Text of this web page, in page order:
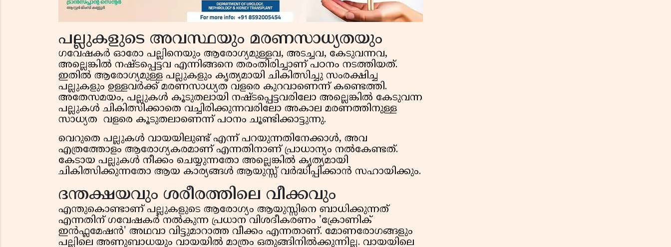
പല്ലുകളുടെ അവസ്ഥയും മരണസാധ്യതയും
ഗവേഷകർ ഓരോ പല്ലിനെയും ആരോഗ്യമുള്ളവ, അടച്ചവ, കേടുവന്നവ,
അല്ലെങ്കിൽ നഷ്ടപ്പെട്ടവ എന്നിങ്ങനെ തരംതിരിച്ചാണ് പഠനം നടത്തിയത്.
ഇതിൽ ആരോഗ്യമുള്ള പല്ലുകളും കൃത്യമായി ചികിത്സിച്ചു സംരക്ഷിച്ച
പല്ലുകളും ഉള്ളവർക്ക് മരണസാധ്യത വളരെ കുറവാണെന്ന് കണ്ടെത്തി.
അതേസമയം, പല്ലുകൾ കൂടുതലായി നഷ്ടപ്പെട്ടവരിലോ അല്ലെങ്കിൽ കേടുവന്ന
പല്ലുകൾ ചികിത്സിക്കാതെ വച്ചിരിക്കുന്നവരിലോ അകാല മരണത്തിനുള്ള
സാധ്യത വളരെ കൂടുതലാണെന്ന് പഠനം ചൂണ്ടിക്കാട്ടുന്നു.
വെറുതെ പല്ലുകൾ വായയിലുണ്ട് എന്ന് പറയുന്നതിനേക്കാൾ, അവ
എത്രത്തോളം ആരോഗ്യകരമാണ് എന്നതിനാണ് പ്രാധാന്യം നൽകേണ്ടത്.
കേടായ പല്ലുകൾ നീക്കം ചെയ്യുന്നതോ അല്ലെങ്കിൽ കൃത്യമായി
ചികിത്സിക്കുന്നതോ ആയ കാര്യങ്ങൾ ആയുസ്സ് വർദ്ധിപ്പിക്കാൻ സഹായിക്കും.
ദന്തക്ഷയവും ശരീരത്തിലെ വീക്കവും
എന്തുകൊണ്ടാണ് പല്ലുകളുടെ ആരോഗ്യം ആയുസ്സിനെ ബാധിക്കുന്നത്
എന്നതിന് ഗവേഷകർ നൽകുന്ന പ്രധാന വിശദീകരണം 'ക്രോണിക്
ഇൻഫ്ലമേഷൻ' അഥവാ വിട്ടുമാറാത്ത വീക്കം എന്നതാണ്. മോണരോഗങ്ങളും
പല്ലിലെ അണുബാധയും വായയിൽ മാത്രം ഒതുങ്ങിനിൽക്കുന്നില്ല. വായയിലെ